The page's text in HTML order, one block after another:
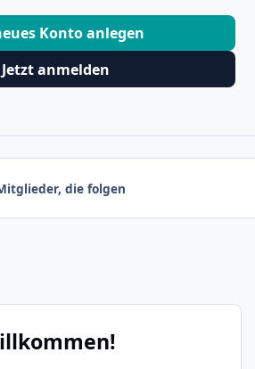
Konto anlegen
Jetzt anmelden
die folgen